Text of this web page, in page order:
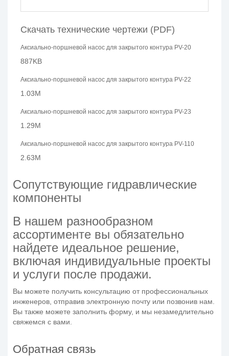
Скачать технические чертежи (PDF)
Аксиально-поршневой насос для закрытого контура PV-20
887KB
Аксиально-поршневой насос для закрытого контура PV-22
1.03M
Аксиально-поршневой насос для закрытого контура PV-23
1.29M
Аксиально-поршневой насос для закрытого контура PV-110
2.63M
Сопутствующие гидравлические
компоненты
В нашем разнообразном
ассортименте вы обязательно
найдете идеальное решение,
включая индивидуальные проекты
и услуги после продажи.
Вы можете получить консультацию от профессиональных
инженеров, отправив электронную почту или позвонив нам.
Вы также можете заполнить форму, и мы незамедлительно
свяжемся с вами.
Обратная связь